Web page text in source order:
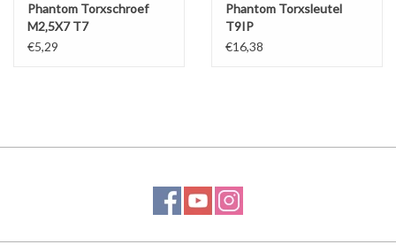
Phantom Torxschroef
M2‚5X7 T7
€5,29
Phantom Torxsleutel
T9IP
€16,38